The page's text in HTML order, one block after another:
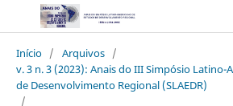
Início / Arquivos /
v. 3 n. 3 (2023): Anais do III Simpósio Latino-
de Desenvolvimento Regional (SLAEDR)
/